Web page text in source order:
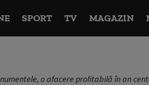
SPORT TV MAGAZIN
o afacere profitabilă în an